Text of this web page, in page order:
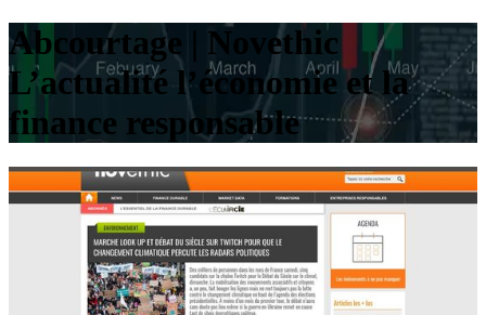
Abcourtage | Novethic
L’actualité l’économie et la
finance responsable